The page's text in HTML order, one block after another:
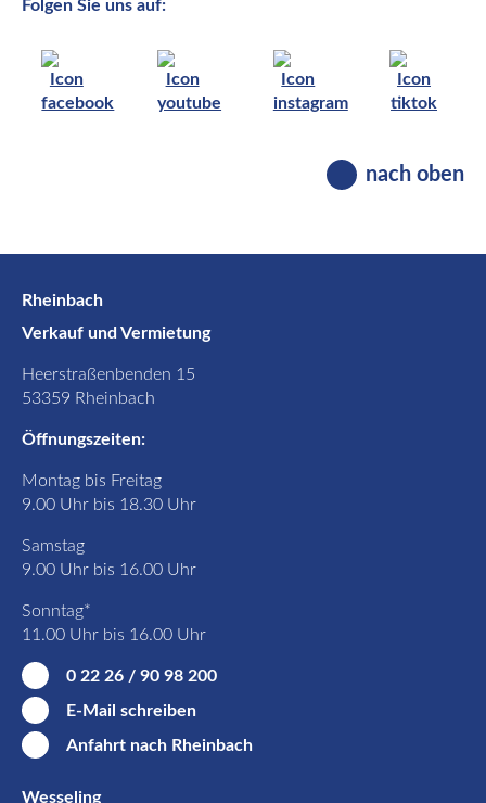
Folgen Sie uns auf:
nach oben
Rheinbach
Verkauf und Vermietung
Heerstraßenbenden 15
53359 Rheinbach
Öffnungszeiten:
Montag bis Freitag
9.00 Uhr bis 18.30 Uhr
Samstag
9.00 Uhr bis 16.00 Uhr
Sonntag*
11.00 Uhr bis 16.00 Uhr
0 22 26 / 90 98 200
E-Mail schreiben
Anfahrt nach Rheinbach
Wesseling